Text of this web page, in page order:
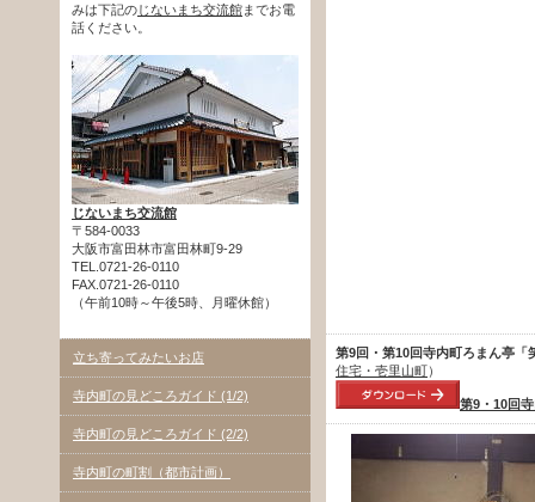
第9回・第10回寺内町ろまん亭
住宅・壱里山町）
第9・10回
みは下記のじないまち交流館までお電
話ください。
じないまち交流館
〒584-0033
大阪市富田林市富田林町9-29
TEL.0721-26-0110
FAX.0721-26-0110
（午前10時～午後5時、月曜休館）
立ち寄ってみたいお店
寺内町の見どころガイド (1/2)
寺内町の見どころガイド (2/2)
寺内町の町割（都市計画）